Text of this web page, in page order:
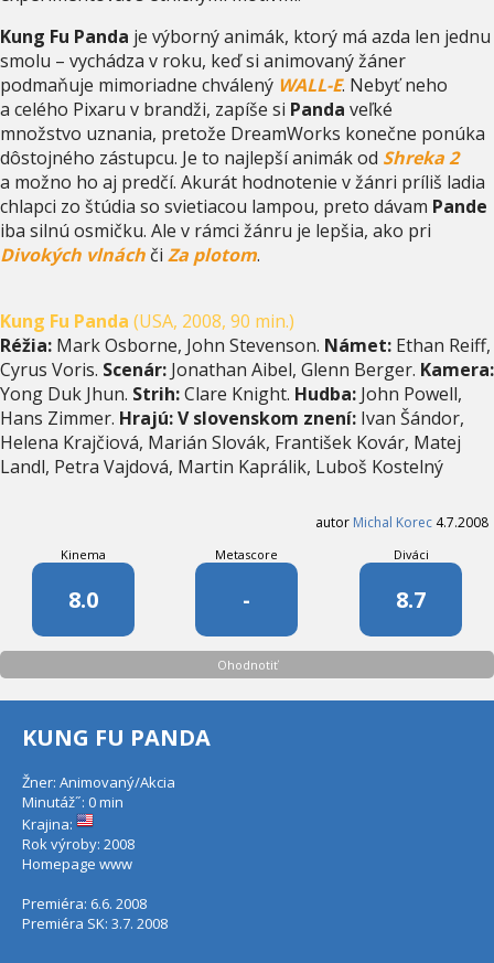
Kung Fu Panda je výborný animák, ktorý má azda len jednu
smolu – vychádza v roku, keď si animovaný žáner
podmaňuje mimoriadne chválený WALL-E. Nebyť neho
a celého Pixaru v brandži, zapíše si Panda veľké
množstvo uznania, pretože DreamWorks konečne ponúka
dôstojného zástupcu. Je to najlepší animák od Shreka 2
a možno ho aj predčí. Akurát hodnotenie v žánri príliš ladia
chlapci zo štúdia so svietiacou lampou, preto dávam Pande
iba silnú osmičku. Ale v rámci žánru je lepšia, ako pri
Divokých vlnách či Za plotom.
Kung Fu Panda (USA, 2008, 90 min.)
Réžia: Mark Osborne, John Stevenson. Námet: Ethan Reiff,
Cyrus Voris. Scenár: Jonathan Aibel, Glenn Berger. Kamera:
Yong Duk Jhun. Strih:Clare Knight. Hudba: John Powell,
Hans Zimmer. Hrajú: V slovenskom znení: Ivan Šándor,
Helena Krajčiová, Marián Slovák, František Kovár, Matej
Landl, Petra Vajdová, Martin Kaprálik, Luboš Kostelný
autor Michal Korec 4.7.2008
Kinema
8.0
Metascore
-
Diváci
8.7
Ohodnotiť
KUNG FU PANDA
Žner: Animovaný/Akcia
Minutáž˝: 0 min
Krajina:
Rok výroby: 2008
Homepage www
Premiéra: 6.6. 2008
Premiéra SK: 3.7. 2008